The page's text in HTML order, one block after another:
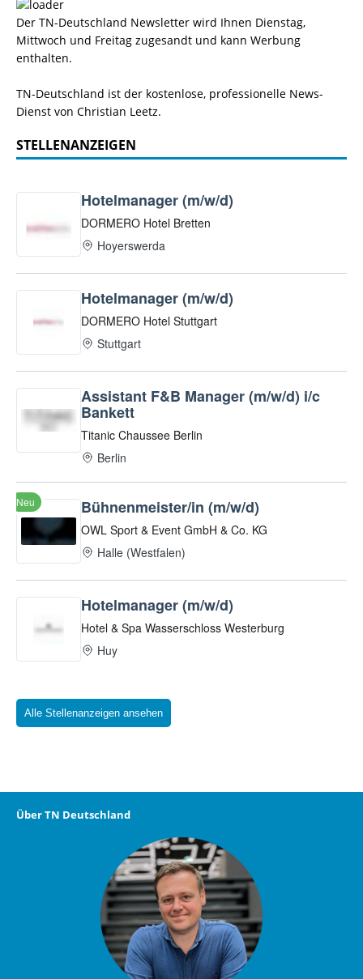
Der TN-Deutschland Newsletter wird Ihnen Dienstag,
Mittwoch und Freitag zugesandt und kann Werbung
enthalten.
TN-Deutschland ist der kostenlose, professionelle News-
Dienst von Christian Leetz.
STELLENANZEIGEN
Alle Stellenanzeigen ansehen
Über TN Deutschland